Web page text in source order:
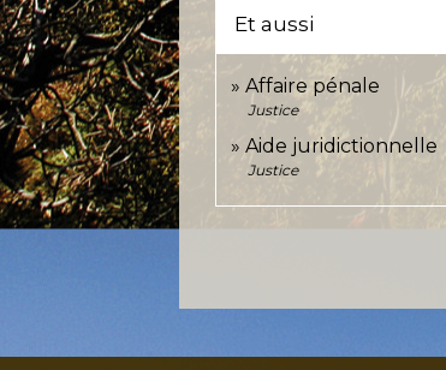
Et aussi
Affaire pénale
Justice
Aide juridictionnelle
Justice